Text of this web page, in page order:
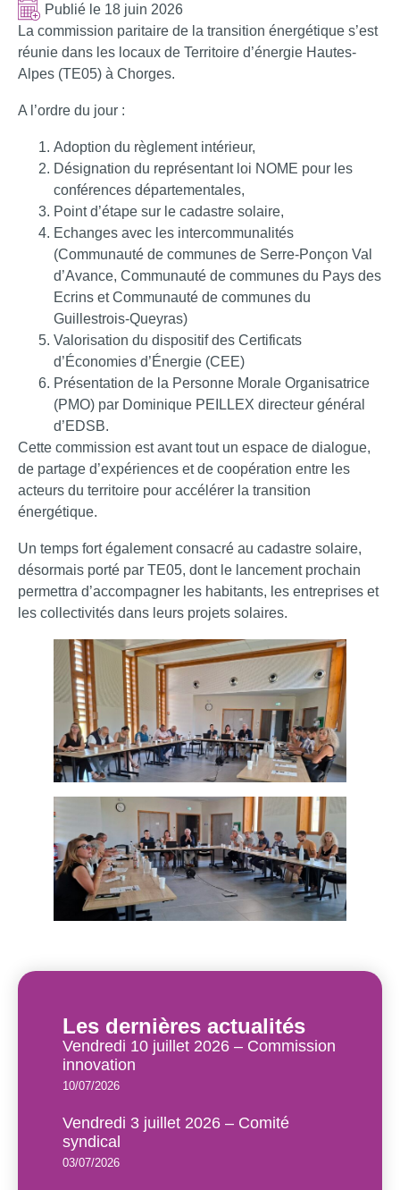
Publié le 18 juin 2026
La commission paritaire de la transition énergétique s’est
réunie dans les locaux de Territoire d’énergie Hautes-
Alpes (TE05) à Chorges.
A l’ordre du jour :
Adoption du règlement intérieur,
Désignation du représentant loi NOME pour les
conférences départementales,
Point d’étape sur le cadastre solaire,
Echanges avec les intercommunalités
(Communauté de communes de Serre-Ponçon Val
d’Avance, Communauté de communes du Pays des
Ecrins et Communauté de communes du
Guillestrois-Queyras)
Valorisation du dispositif des Certificats
d’Économies d’Énergie (CEE)
Présentation de la Personne Morale Organisatrice
(PMO) par Dominique PEILLEX directeur général
d’EDSB.
Cette commission est avant tout un espace de dialogue,
de partage d’expériences et de coopération entre les
acteurs du territoire pour accélérer la transition
énergétique.
Un temps fort également consacré au cadastre solaire,
désormais porté par TE05, dont le lancement prochain
permettra d’accompagner les habitants, les entreprises et
les collectivités dans leurs projets solaires.
Les dernières actualités
Vendredi 10 juillet 2026 – Commission
innovation
10/07/2026
Vendredi 3 juillet 2026 – Comité
syndical
03/07/2026